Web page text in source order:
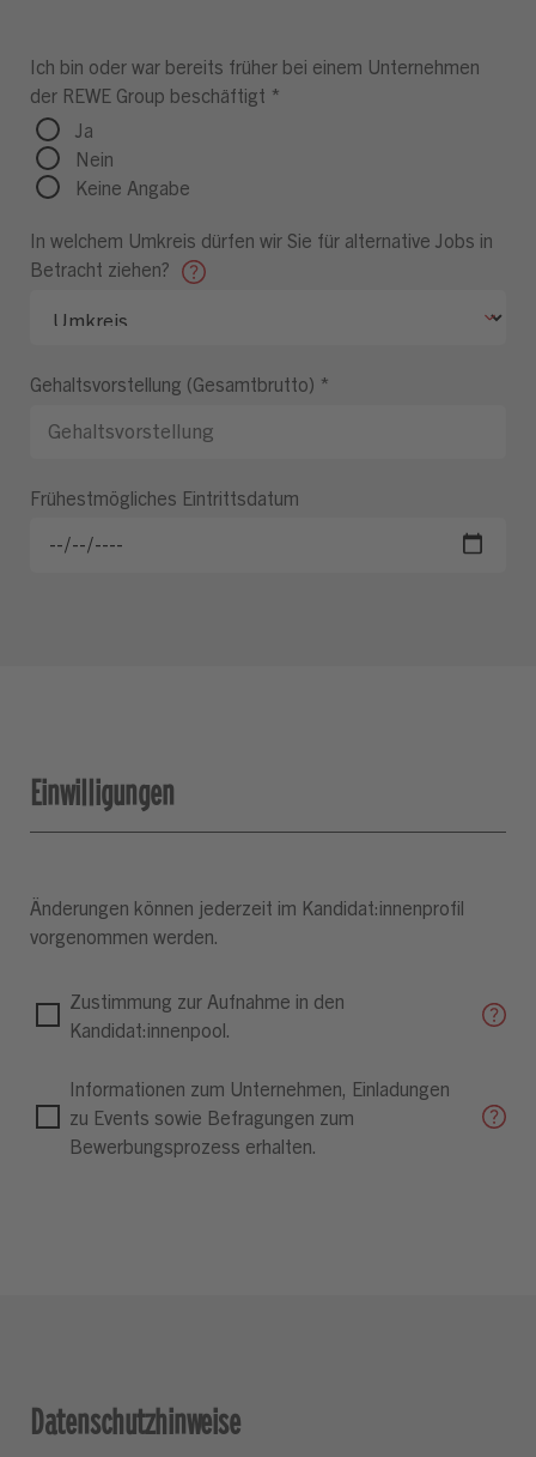
Ich bin oder war bereits früher bei einem Unternehmen
der REWE Group beschäftigt *
Ja
Nein
Keine Angabe
In welchem Umkreis dürfen wir Sie für alternative Jobs in
Betracht ziehen?
Gehaltsvorstellung (Gesamtbrutto) *
Frühestmögliches Eintrittsdatum
Einwilligungen
Änderungen können jederzeit im Kandidat:innenprofil
vorgenommen werden.
Zustimmung zur Aufnahme in den
Kandidat:innenpool.
Informationen zum Unternehmen, Einladungen
zu Events sowie Befragungen zum
Bewerbungsprozess erhalten.
Datenschutzhinweise